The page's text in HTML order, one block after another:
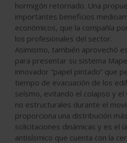
hormigón retornado. Una
importantes beneficios
económicos, que la compañía
los profesionales del sector.
Asimismo, también aprovechó
para presentar su sistema
innovador “papel pintado” que
tiempo de evacuación de los
seísmo, evitando el colapso y
no estructurales durante el
proporciona una distribución
solicitaciones dinámicas y es el
antisísmico que cuenta con la